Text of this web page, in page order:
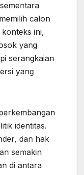
calon
ini,
yang
serangkaian
yang
identitas.
dan hak
semakin
di antara